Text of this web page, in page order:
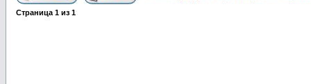
Страница 1 из 1